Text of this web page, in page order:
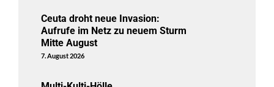
Ceuta droht neue Invasion:
Aufrufe im Netz zu neuem Sturm
Mitte August
7. August 2026